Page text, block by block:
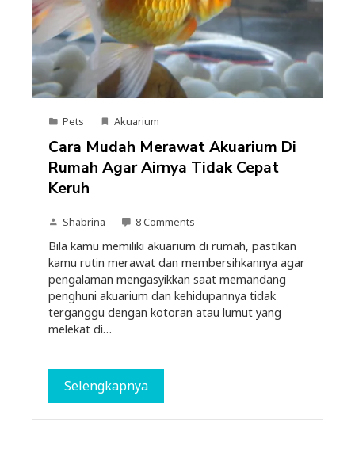
Pets Akuarium
Cara Mudah Merawat Akuarium Di
Rumah Agar Airnya Tidak Cepat
Keruh
Shabrina 8 Comments
Bila kamu memiliki akuarium di rumah, pastikan
kamu rutin merawat dan membersihkannya agar
pengalaman mengasyikkan saat memandang
penghuni akuarium dan kehidupannya tidak
terganggu dengan kotoran atau lumut yang
melekat di…
Selengkapnya